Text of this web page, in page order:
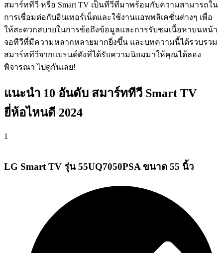
สมาร์ททีวี หรือ Smart TV เป็นทีวีที่มาพร้อมกับความสามารถใน
การเชื่อมต่อกับอินเทอร์เน็ตและใช้งานแอพพลิเคชั่นต่างๆ เพื่อ
ให้สะดวกสบายในการข้อถึงข้อมูลและการรับชมเนื้อหาบนหน้า
จอทีวีที่มีความหลากหลายมากยิ่งขึ้น และบทความนี้ได้รวบรวม
สมาร์ททีวีจากแบรนด์ดังที่ได้รับความนิยมมาให้คุณได้ลอง
พิจารณา ไปดูกันเลย!
แนะนำ 10 อันดับ สมาร์ททีวี Smart TV
ยี่ห้อไหนดี 2024
1
LG Smart TV รุ่น 55UQ7050PSA ขนาด 55 นิ้ว